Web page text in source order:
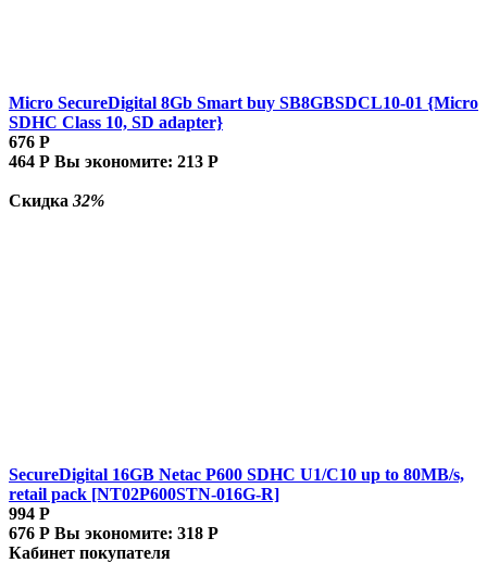
Micro SecureDigital 8Gb Smart buy SB8GBSDCL10-01 {Micro
SDHC Class 10, SD adapter}
676 Р
464 Р Вы экономите: 213 Р
Скидка 32%
SecureDigital 16GB Netac P600 SDHC U1/C10 up to 80MB/s,
retail pack [NT02P600STN-016G-R]
994 Р
676 Р Вы экономите: 318 Р
Кабинет покупателя